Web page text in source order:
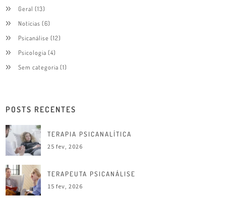
Geral (13)
Notícias (6)
Psicanálise (12)
Psicologia (4)
Sem categoria (1)
POSTS RECENTES
TERAPIA PSICANALÍTICA
25 fev, 2026
TERAPEUTA PSICANÁLISE
15 fev, 2026